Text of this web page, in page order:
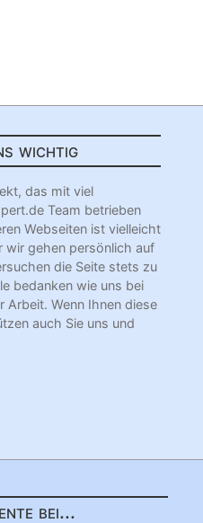
wichtig
das mit viel
Team betrieben
Webseiten ist vielleicht
wir gehen persönlich auf
die Seite stets zu
bedanken wie uns bei
Arbeit. Wenn Ihnen diese
auch Sie uns und
bei...